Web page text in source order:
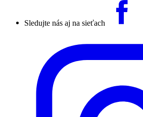
Sledujte nás aj na sieťach